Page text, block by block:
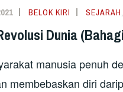
PERUBAHAN
DASAR
RADIKAL
BELOK KIRI SEJARAH,
Dunia
manusia penuh
membebaskan diri